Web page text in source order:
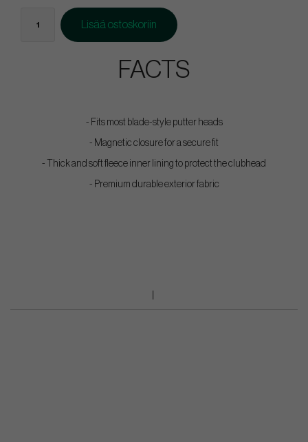
Lisää ostoskoriin
FACTS
- Fits most blade-style putter heads
- Magnetic closure for a secure fit
- Thick and soft fleece inner lining to protect the clubhead
- Premium durable exterior fabric